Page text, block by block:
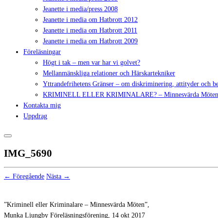
Jeanette i media/press 2008
Jeanette i media om Hatbrott 2012
Jeanette i media om Hatbrott 2011
Jeanette i media om Hatbrott 2009
Föreläsningar
Högt i tak – men var har vi golvet?
Mellanmänskliga relationer och Härskartekniker
Yttrandefrihetens Gränser – om diskriminering, attityder och
KRIMINELL ELLER KRIMINALARE? – Minnesvärda
Kontakta mig
Uppdrag
IMG_5690
← Föregående Nästa →
”Kriminell eller Kriminalare – Minnesvärda Möten”,
Munka Ljungby Föreläsningsförening, 14 okt 2017